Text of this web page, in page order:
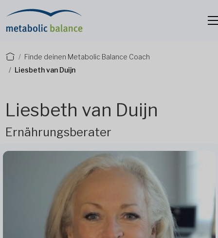
Finde deinen Metabolic Balance Coach
Liesbeth van Duijn
Liesbeth van Duijn
Ernährungsberater